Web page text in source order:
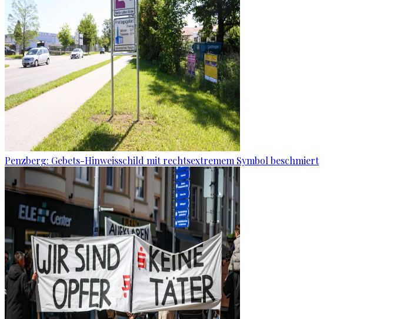
Penzberg: Gebets-Hinweisschild mit rechtsextremem Symbol beschmiert